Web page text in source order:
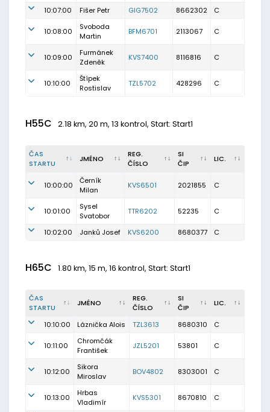
10:07:00 Fišer Petr GIG7502 8662302 C
10:08:00
Svoboda
Martin
BFM6701 2113067 C
10:09:00
Furmánek
Zdeněk
KVS7400 8116816 C
10:10:00
Štípek
Rostislav
TZL5702 428296 C
H55C 2.18 km, 20 m, 13 kontrol, Start: Start1
ČAS
STARTU
JMÉNO
REG.
ČÍSLO
SI
ČIP
LIC.
10:00:00
Černík
Milan
KVS6501 2021855 C
10:01:00
Sysel
Svatobor
TTR6202 52235 C
10:02:00 Janků Josef KVS6200 8680377 C
H65C 1.80 km, 15 m, 16 kontrol, Start: Start1
ČAS
STARTU
JMÉNO
REG.
ČÍSLO
SI
ČIP
LIC.
10:10:00 Láznička Alois TZL3613 8680310 C
10:11:00
Chromčák
František
JZL5201 53801 C
10:12:00
Sikora
Miroslav
BOV4802 8303001 C
10:13:00
Hrbas
Vladimír
KVS5301 8670810 C